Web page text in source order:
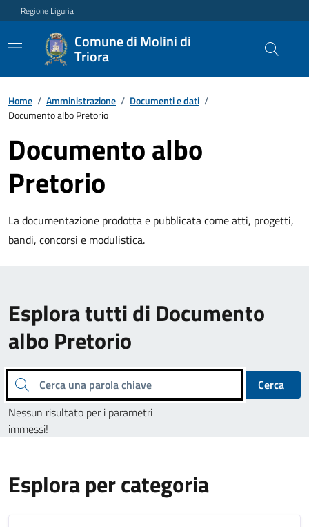
Regione Liguria
Comune di Molini di
Triora
Home / Amministrazione / Documenti e dati /
Documento albo Pretorio
Documento albo
Pretorio
La documentazione prodotta e pubblicata come atti, progetti,
bandi, concorsi e modulistica.
Esplora tutti di Documento
albo Pretorio
Cerca una parola chiave
Cerca
Nessun risultato per i parametri
immessi!
Esplora per categoria